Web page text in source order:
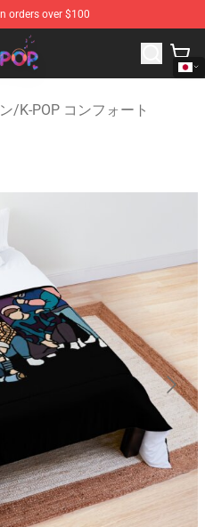
orders over $100
Merchandise Shop
/K-POP コンフォート